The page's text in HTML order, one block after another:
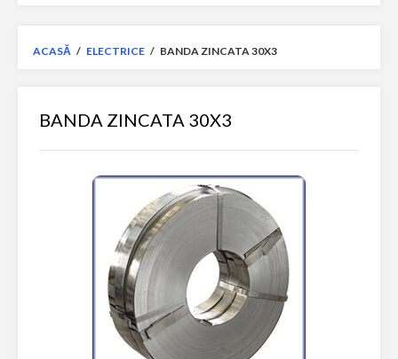
ACASĂ / ELECTRICE / BANDA ZINCATA 30X3
BANDA ZINCATA 30X3